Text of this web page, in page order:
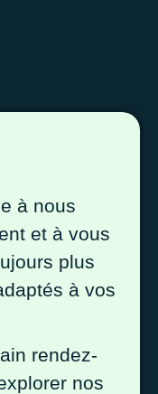
à nous
et à vous
plus
à vos
rendez-
nos